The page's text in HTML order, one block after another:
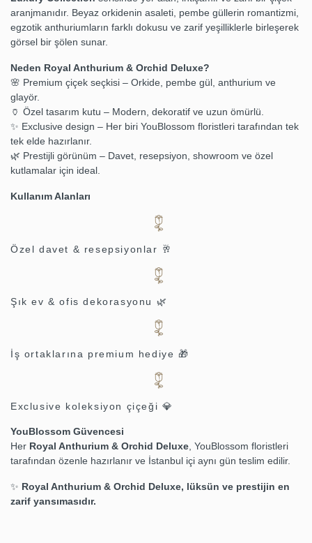
aranjmanıdır. Beyaz orkidenin asaleti, pembe güllerin romantizmi,
egzotik anthuriumların farklı dokusu ve zarif yeşilliklerle birleşerek
görsel bir şölen sunar.
Neden Royal Anthurium & Orchid Deluxe?
🌸 Premium çiçek seçkisi – Orkide, pembe gül, anthurium ve
glayör.
🏺 Özel tasarım kutu – Modern, dekoratif ve uzun ömürlü.
✨ Exclusive design – Her biri YouBlossom floristleri tarafından tek
tek elde hazırlanır.
🌿 Prestijli görünüm – Davet, resepsiyon, showroom ve özel
kutlamalar için ideal.
Kullanım Alanları
Özel davet & resepsiyonlar 🥂
Şık ev & ofis dekorasyonu 🌿
İş ortaklarına premium hediye 🎁
Exclusive koleksiyon çiçeği 💎
YouBlossom Güvencesi
Her Royal Anthurium & Orchid Deluxe , YouBlossom floristleri
tarafından özenle hazırlanır ve İstanbul içi aynı gün teslim edilir.
✨ Royal Anthurium & Orchid Deluxe, lüksün ve prestijin en
zarif yansımasıdır.